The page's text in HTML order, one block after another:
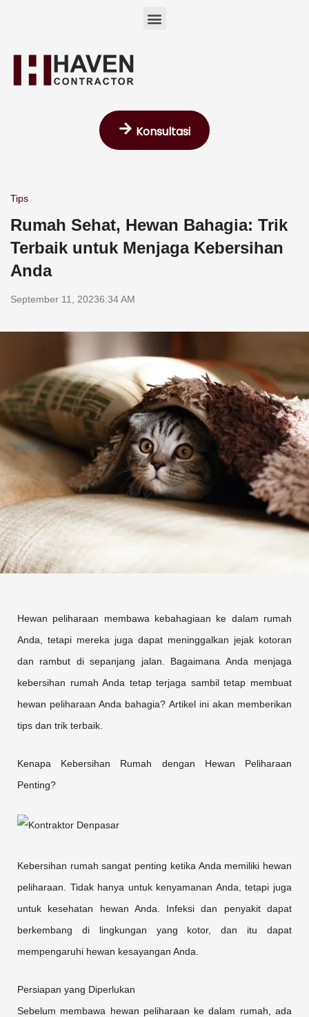
Menu
Konsultasi
Tips
Rumah Sehat, Hewan Bahagia: Trik
Terbaik untuk Menjaga Kebersihan
Anda
September 11, 20236:34 AM
Hewan peliharaan membawa kebahagiaan ke dalam rumah
Anda, tetapi mereka juga dapat meninggalkan jejak kotoran
dan rambut di sepanjang jalan. Bagaimana Anda menjaga
kebersihan rumah Anda tetap terjaga sambil tetap membuat
hewan peliharaan Anda bahagia? Artikel ini akan memberikan
tips dan trik terbaik.
Kenapa Kebersihan Rumah dengan Hewan Peliharaan
Penting?
Kebersihan rumah sangat penting ketika Anda memiliki hewan
peliharaan. Tidak hanya untuk kenyamanan Anda, tetapi juga
untuk kesehatan hewan Anda. Infeksi dan penyakit dapat
berkembang di lingkungan yang kotor, dan itu dapat
mempengaruhi hewan kesayangan Anda.
Persiapan yang Diperlukan
Sebelum membawa hewan peliharaan ke dalam rumah, ada